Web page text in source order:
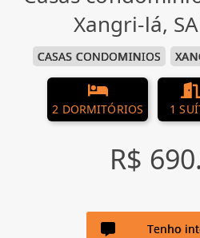
Xangri-lá,
CASAS CONDOMINIOS
2 DORMITÓRIOS 1
R$
Tenho